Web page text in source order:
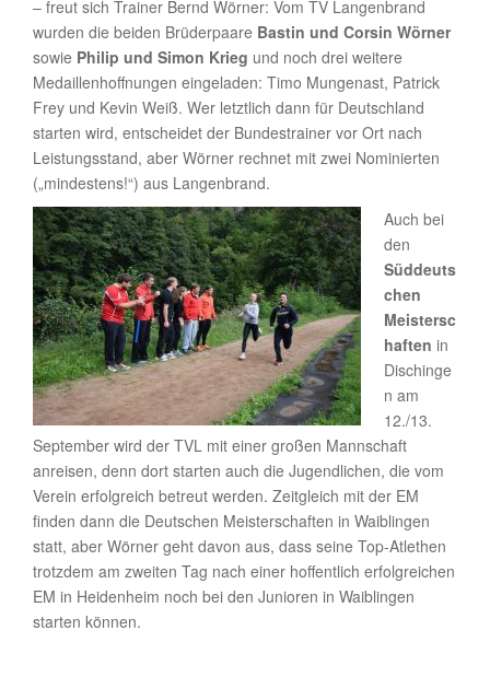
– freut sich Trainer Bernd Wörner: Vom TV Langenbrand
wurden die beiden Brüderpaare Bastin und Corsin Wörner
sowie Philip und Simon Krieg und noch drei weitere
Medaillenhoffnungen eingeladen: Timo Mungenast, Patrick
Frey und Kevin Weiß. Wer letztlich dann für Deutschland
starten wird, entscheidet der Bundestrainer vor Ort nach
Leistungsstand, aber Wörner rechnet mit zwei Nominierten
(„mindestens!“) aus Langenbrand.
Auch bei
den
Süddeuts
chen
Meistersc
haften in
Dischinge
n am
12./13.
September wird der TVL mit einer großen Mannschaft
anreisen, denn dort starten auch die Jugendlichen, die vom
Verein erfolgreich betreut werden. Zeitgleich mit der EM
finden dann die Deutschen Meisterschaften in Waiblingen
statt, aber Wörner geht davon aus, dass seine Top-Atlethen
trotzdem am zweiten Tag nach einer hoffentlich erfolgreichen
EM in Heidenheim noch bei den Junioren in Waiblingen
starten können.